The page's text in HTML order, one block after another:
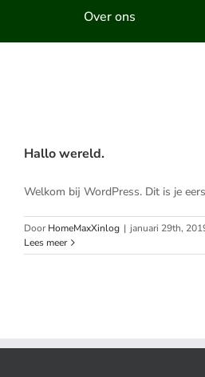
Over ons
Hallo wereld.
Welkom bij WordPress. Dit is je
DoorHomeMaxXinlog | januari 29th,
Lees meer